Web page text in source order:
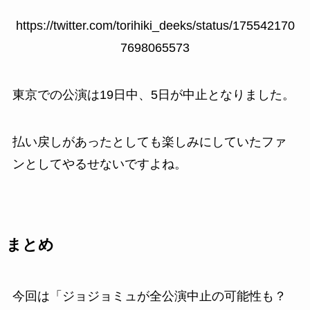
https://twitter.com/torihiki_deeks/status/175542170
7698065573
東京での公演は19日中、5日が中止となりました。
払い戻しがあったとしても楽しみにしていたファ
ンとしてやるせないですよね。
まとめ
今回は「ジョジョミュが全公演中止の可能性も？